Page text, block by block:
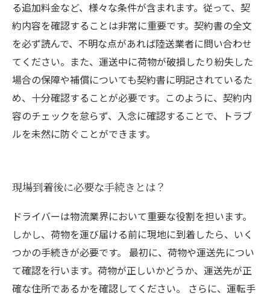
る追加料金など、様々な条件が含まれます。従って、契
約内容を確認することは非常に重要です。契約書の全文
を必ず読んで、不明な点があれば陸送業者に問い合わせ
てください。また、運送中に荷物が破損したり紛失した
場合の保障や補償についても契約書に明記されているた
め、十分確認することが必要です。このように、契約内
容のチェックを怠らず、入念に確認することで、トラブ
ルを未然に防ぐことができます。
現場到着後に必要な手続きとは？
ドライバーは物流業界において重要な役割を担います。
しかし、荷物を運び届ける前に現地に到着したら、いく
つかの手続きが必要です。 最初に、荷物や運送先につい
て確認を行います。荷物が正しいかどうか、運送先が正
確な住所であるかを確認してください。 さらに、運転手